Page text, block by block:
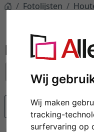
Wij
Wij maken
tracking-
surfervaring op
Fotolijsten
formaat: 20x30
Populariteit